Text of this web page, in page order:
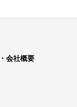
会社概要